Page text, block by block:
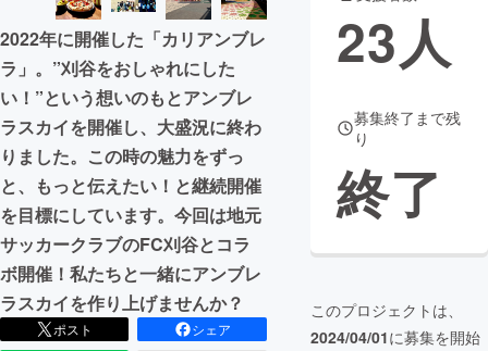
2022年に開催した「カリアンブレ
ラ」。”刈谷をおしゃれにした
い！”という想いのもとアンブレ
ラスカイを開催し、大盛況に終わ
りました。この時の魅力をずっ
と、もっと伝えたい！と継続開催
を目標にしています。今回は地元
サッカークラブのFC刈谷とコラ
ボ開催！私たちと一緒にアンブレ
ラスカイを作り上げませんか？
ポスト
シェア
23人
募集終了まで残
り
終了
このプロジェクトは、
2024/04/01に募集を開始